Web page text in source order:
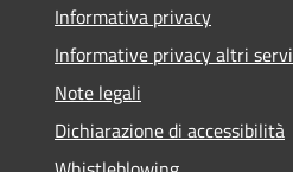
Informativa privacy
Informative privacy altri
Note legali
Dichiarazione di accessibilità